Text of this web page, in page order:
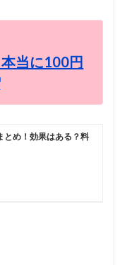
当に100円
とめ！効果はある？料